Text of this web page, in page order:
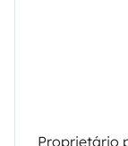
Proprietário